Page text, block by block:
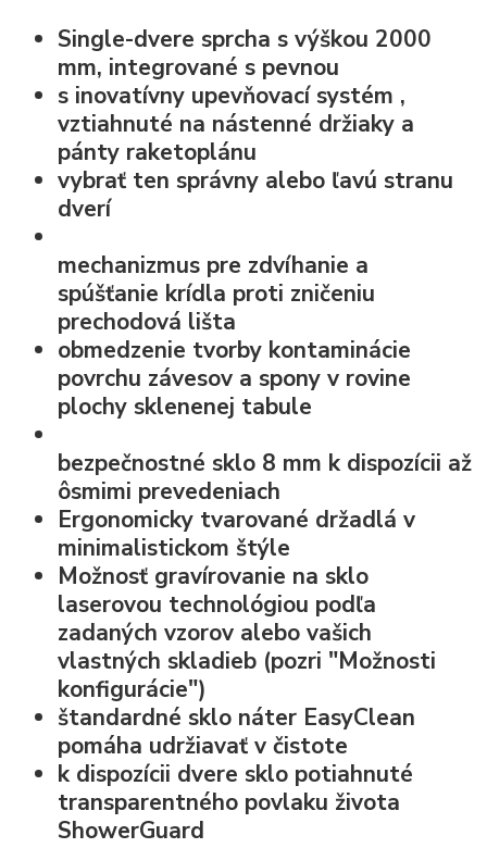
Single-dvere sprcha s výškou 2000
mm, integrované s pevnou
s inovatívny upevňovací systém ,
vztiahnuté na nástenné držiaky a
pánty raketoplánu
vybrať ten správny alebo ľavú stranu
dverí
mechanizmus pre zdvíhanie a
spúšťanie krídla proti zničeniu
prechodová lišta
obmedzenie tvorby kontaminácie
povrchu závesov a spony v rovine
plochy sklenenej tabule
bezpečnostné sklo 8 mm k dispozícii až
ôsmimi prevedeniach
Ergonomicky tvarované držadlá v
minimalistickom štýle
Možnosť gravírovanie na sklo
laserovou technológiou podľa
zadaných vzorov alebo vašich
vlastných skladieb (pozri "Možnosti
konfigurácie")
štandardnésklo náter EasyClean
pomáha udržiavať v čistote
k dispozícii dvere sklo potiahnuté
transparentného povlaku života
ShowerGuard